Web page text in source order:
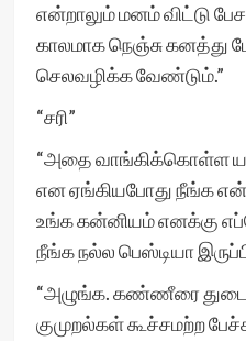
என்றாலும் மனம் விட்டு
காலமாக நெஞ்சு கனத்து
செலவழிக்க வேண்டும்.”
“சரி”
“அதை வாங்கிக்கொள்ள
என ஏங்கியபோது நீங்க
உங்க கன்னியம் எனக்கு
நீங்க நல்ல பெஸ்டியா
“அழுங்க. கண்ணீரை
குமுறல்கள் கூச்சமற்ற